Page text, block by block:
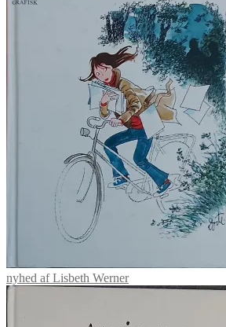
nyhed af Lisbeth Werner